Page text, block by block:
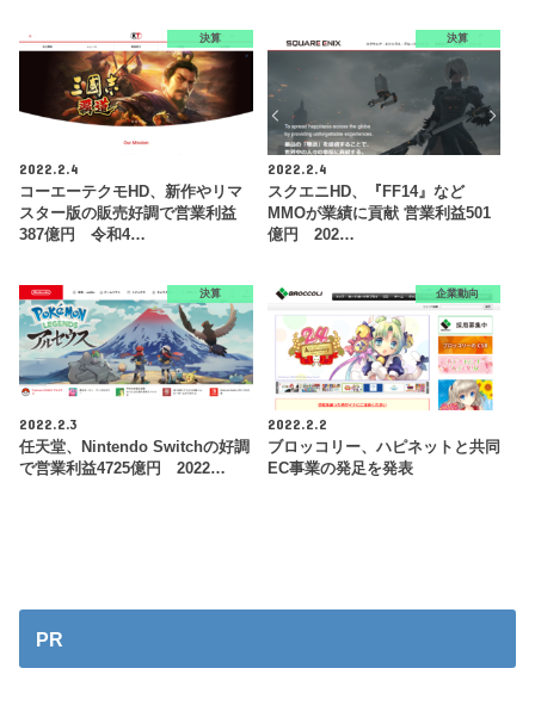
決算
2022.2.4
コーエーテクモHD、新作やリマ
スター版の販売好調で営業利益
387億円 令和4…
決算
2022.2.4
スクエニHD、『FF14』など
MMOが業績に貢献 営業利益501
億円 202…
決算
2022.2.3
任天堂、Nintendo Switchの好調
で営業利益4725億円 2022…
企業動向
2022.2.2
ブロッコリー、ハピネットと共同
EC事業の発足を発表
PR